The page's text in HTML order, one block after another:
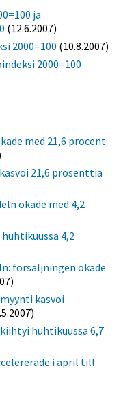
ja
(12.6.2007)
2000=100 (10.8.2007)
2000=100
med 21,6 procent
21,6 prosenttia
ökade med 4,2
4,2
försäljningen ökade
kasvoi
huhtikuussa 6,7
i april till